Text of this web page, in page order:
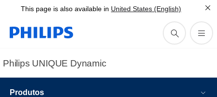
This page is also available in United States (English)
Philips UNIQUE Dynamic
Produtos